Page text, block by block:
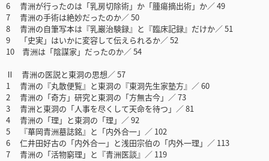
6 青洲が行ったのは「乳房切除術」か「腫瘍摘出術」か／ 49
7 青洲の手術は絶妙だったのか／ 50
8 青洲の自筆写本は『乳巖治験録』と『臨床記録』だけか／ 51
9 「史実」はいかに変容して伝えられるか／ 52
10 青洲は「陰謀家」だったのか／ 54
Ⅱ 青洲の医説と東洞の思想／ 57
1 青洲の『丸散便覧』と東洞の『東洞先生家塾方』／ 60
2 青洲の「奇方」研究と東洞の「方無古今」／ 73
3 青洲と東洞の「人事を尽くして天命を待つ」／ 81
4 青洲の「理」と東洞の「理」／ 92
5 『華岡青洲墓誌銘』と「内外合一」／ 102
6 仁井田好古の「内外合一」と浅田宗伯の「内外一理」／ 113
7 青洲の「活物窮理」と『青洲医談』／ 119